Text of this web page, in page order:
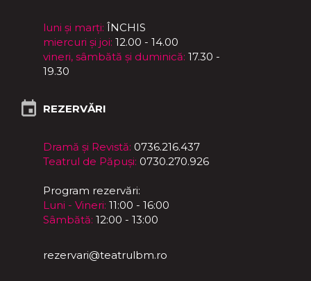
luni și marți: ÎNCHIS
miercuri și joi: 12.00 - 14.00
vineri, sâmbătă și duminică: 17.30 -
19.30
REZERVĂRI
Dramă și Revistă: 0736.216.437
Teatrul de Păpuși: 0730.270.926
Program rezervări:
Luni - Vineri: 11:00 - 16:00
Sâmbătă: 12:00 - 13:00
rezervari@teatrulbm.ro